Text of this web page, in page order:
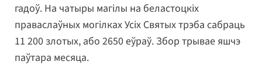
гадоў. На чатыры магілы на беластоцкіх
праваслаўных могілках Усіх Святых трэба сабраць
11 200 злотых, або 2650 еўраў. Збор трывае яшчэ
паўтара месяца.